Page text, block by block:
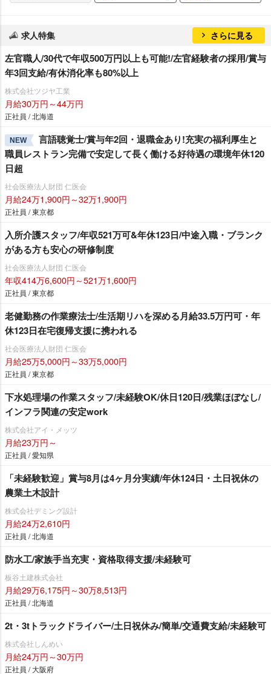
求人特集 さらに見る
左官職人/30代で年収500万円以上も可能!/左官経験者の採用/賞与
年3回支給/有休消化率も80%以上
株式会社ツジヤ工業
月給30万円～44万円
正社員 / 北海道
NEW
言語聴覚士/賞与年2回・退職金あり!充実の福利厚生と
職員レストラン完備で安定して長く働ける好待遇の環境年休120
日超
社会医療法人財団 仁医会
月給24万1,900円～32万1,900円
正社員 / 東京都
入所介護スタッフ/年収521万可&年休123日/中途入職・ブランク
がある方も安心の研修制度
社会医療法人財団 仁医会
年収414万6,600円～521万1,600円
正社員 / 東京都
老健勤務の作業療法士/生活期リハを深める月給33.5万円可・年
休123日在宅復帰支援に携われる
社会医療法人財団 仁医会
月給25万5,000円～33万5,000円
正社員 / 東京都
下水処理場の作業スタッフ/未経験OK/休日120日/残業ほぼなし/
インフラ関連の安定work
株式会社アイ・メッツ
月給23万円～
正社員 / 愛知県
「未経験歓迎」賞与8月は4ヶ月分実績/年休124日・土日祝休の
農業土木設計
株式会社デミング設計
月給24万2,610円
正社員 / 北海道
防水工/家族手当充実・資格取得支援/未経験可
板谷土建株式会社
月給29万6,175円～30万8,513円
正社員 / 北海道
2t・3tトラックドライバー/土日祝休み/簡単/交通費支給/未経験可
株式会社しんめい
月給24万円～30万円
正社員 / 大阪府